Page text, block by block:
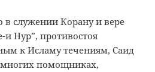
в служении Корану и вере
и Нур”, противостоя
к Исламу течениям, Саид
многих помощниках,